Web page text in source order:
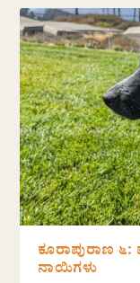
ಕೂರಾಪುರಾಣ
ನಾಯಿಗಳು